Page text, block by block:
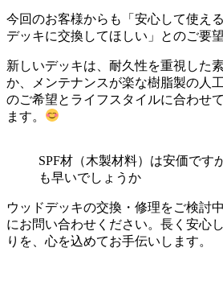
今回のお客様からも「安心して使え
デッキに交換してほしい」とのご要
新しいデッキは、耐久性を重視した
か、メンテナンスが楽な樹脂製の人
のご希望とライフスタイルに合わせ
ます。
SPF材（木製材料）は安価です
も早いでしょうか
ウッドデッキの交換・修理をご検討
にお問い合わせください。長く安心
りを、心を込めてお手伝いします。